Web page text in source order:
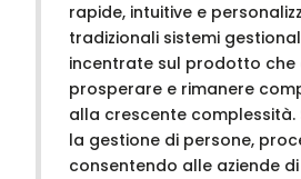
rapide, intuitive e
tradizionali sistemi
incentrate sul prodotto che
prosperare e rimanere
alla crescente complessità.
la gestione di persone,
consentendo alle aziende